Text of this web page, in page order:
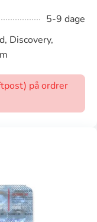
5-9 dage
Discovery,
på ordrer